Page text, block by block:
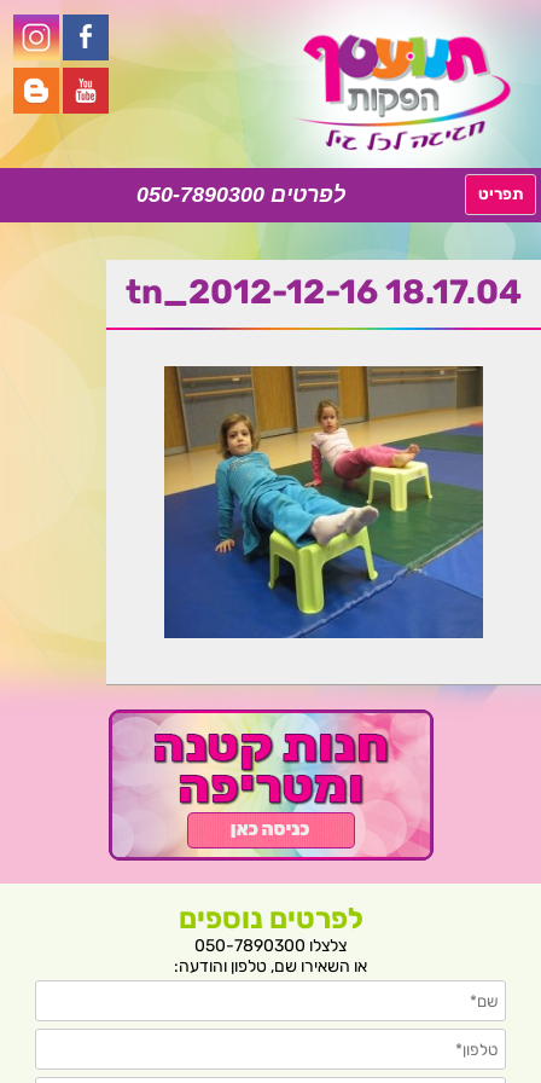
050-7890300 תפריט
לתוכן
tn_2012-12-16 18.17.04
לפרטים נוספים
צלצלו 050-7890300
או השאירו שם, טלפון והודעה: